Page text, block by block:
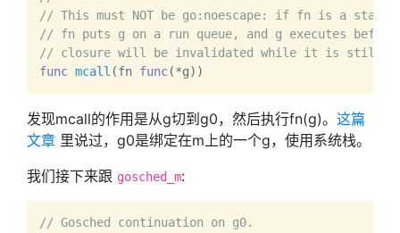
// This must NOT be go:noescape: if fn is a
// fn puts g on a run queue, and g executes
// closure will be invalidated while it is still
func mcall (fn func(*g)
发现mcall的作用是从g切到g0，然后执行fn(g)。 这篇
文章 里说过，g0是绑定在m上的一个g，使用系统栈。
我们接下来跟 gosched_m:
// Gosched continuation on g0.